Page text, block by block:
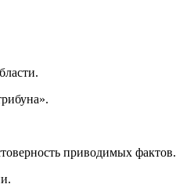
приводимых фактов.